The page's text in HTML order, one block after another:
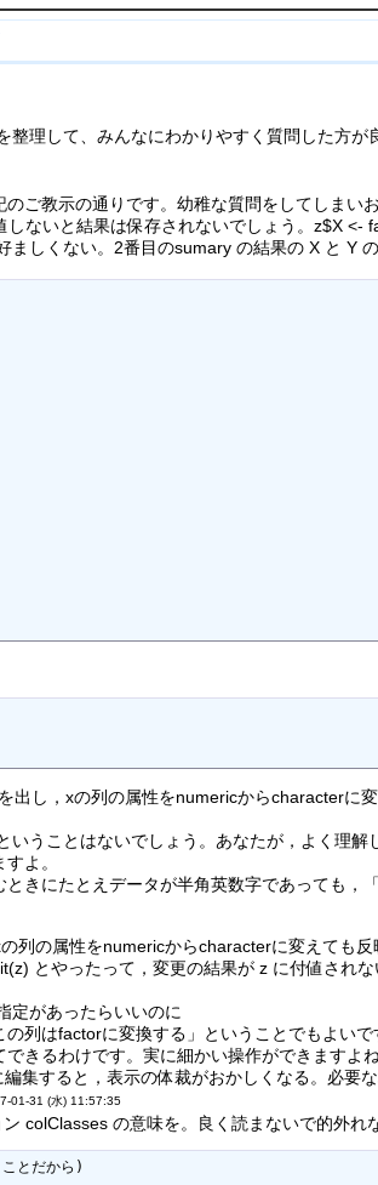
整理して、みんなにわかりやすく質問した方
ご教示の通りです。幼稚な質問をしてしまい
ないと結果は保存されないでしょう。z$X <-
ましくない。2番目のsumary の結果の X と Y
出し，xの列の属性をnumericからcharacterに
いうことはないでしょう。あなたが，よく理
よ。
きにたとえデータが半角英数字であっても，
列の属性をnumericからcharacterに変えても
とやったって，変更の結果が z に付値され
定があったらいいのに
列はfactorに変換する」ということでもよい
きるわけです。実に細かい操作ができますよね
集すると，表示の体裁がおかしくなる。必要
01-31 (水) 11:57:35
colClasses の意味を。良く読まないで的外れ
とだから)